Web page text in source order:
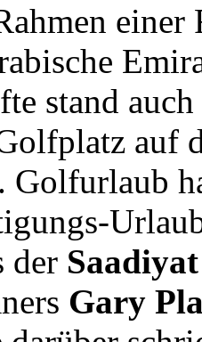
einer
stand
auf
Golfurlaub
der
Gary